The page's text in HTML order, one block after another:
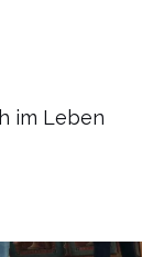
im Leben